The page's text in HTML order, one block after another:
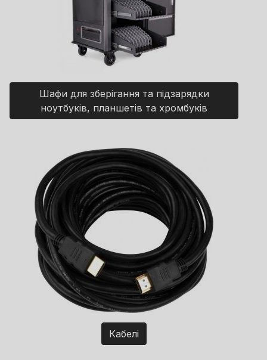
Шафи для зберігання та підзарядки
ноутбуків, планшетів та хромбуків
Кабелі